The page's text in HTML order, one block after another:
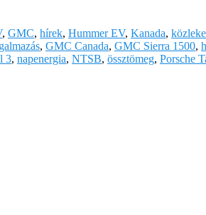
, GMC, hírek, Hummer EV, Kanada,
, GMC Canada, GMC Sierra 1500,
3, napenergia, NTSB, össztömeg, Porsche